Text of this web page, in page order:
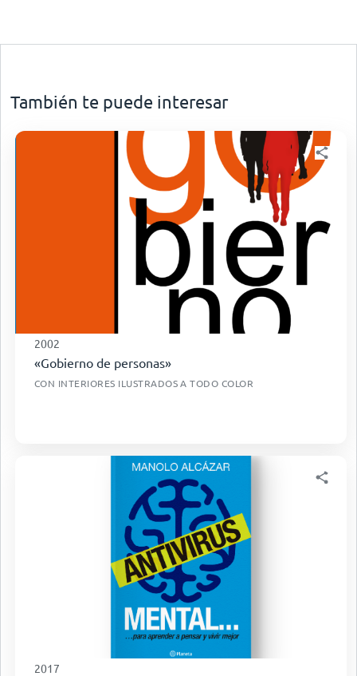
También te puede interesar
2002
«Gobierno de personas»
CON INTERIORES ILUSTRADOS A TODO COLOR
2017